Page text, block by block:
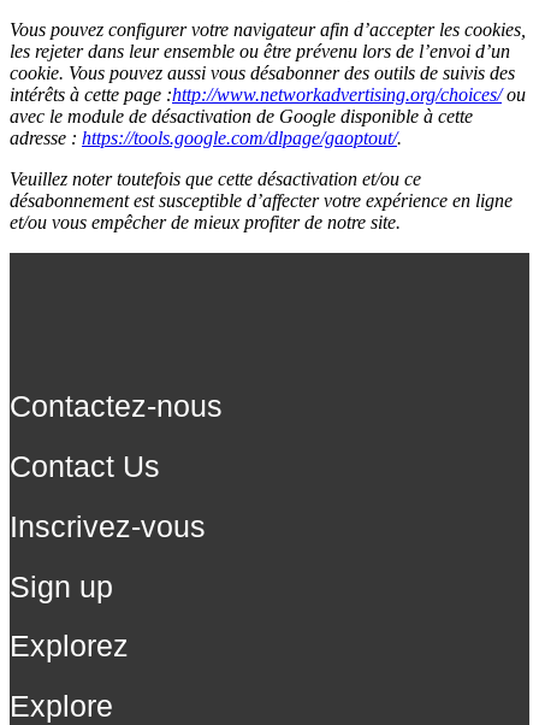
Vous pouvez configurer votre navigateur afin d’accepter les cookies,
les rejeter dans leur ensemble ou être prévenu lors de l’envoi d’un
cookie. Vous pouvez aussi vous désabonner des outils de suivis des
intérêts à cette page :http://www.networkadvertising.org/choices/ou
avec le module de désactivation de Google disponible à cette
adresse : https://tools.google.com/dlpage/gaoptout/.
Veuillez noter toutefois que cette désactivation et/ou ce
désabonnement est susceptible d’affecter votre expérience en ligne
et/ou vous empêcher de mieux profiter de notre site.
Contactez-nous
Contact Us
Inscrivez-vous
Sign up
Explorez
Explore